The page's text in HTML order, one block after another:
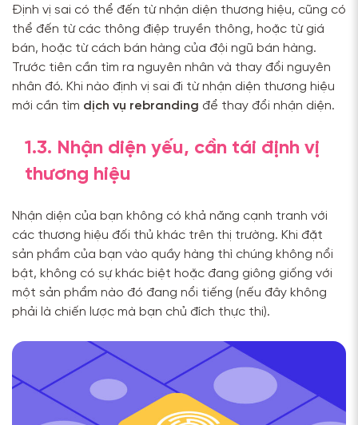
Định vị sai có thể đến từ nhận diện thương hiệu, cũng có
thể đến từ các thông điệp truyền thông, hoặc từ giá
bán, hoặc từ cách bán hàng của đội ngũ bán hàng.
Trước tiên cần tìm ra nguyên nhân và thay đổi nguyên
nhân đó. Khi nào định vị sai đi từ nhận diện thương hiệu
mới cần tìm dịch vụ rebranding để thay đổi nhận diện.
1.3. Nhận diện yếu, cần tái định vị
thương hiệu
Nhận diện của bạn không có khả năng cạnh tranh với
các thương hiệu đối thủ khác trên thị trường. Khi đặt
sản phẩm của bạn vào quầy hàng thì chúng không nổi
bật, không có sự khác biệt hoặc đang giông giống với
một sản phẩm nào đó đang nổi tiếng (nếu đây không
phải là chiến lược mà bạn chủ đích thực thi).